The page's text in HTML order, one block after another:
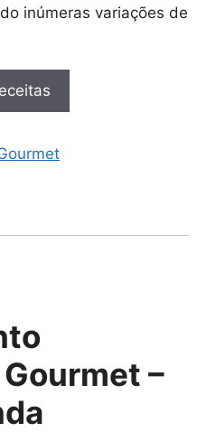
inúmeras variações de
–